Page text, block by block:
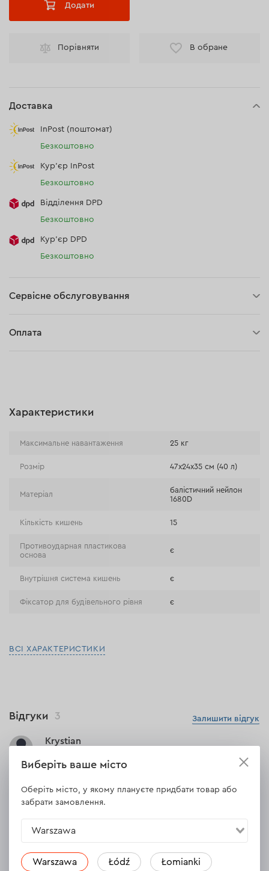
Додати
Порівняти В обране
Доставка
InPost (поштомат)
Безкоштовно
Кур'єр InPost
Безкоштовно
Відділення DPD
Безкоштовно
Кур’єр DPD
Безкоштовно
Сервісне обслуговування
Оплата
Оплата на розрахунковий рахунок (Традиційний переказ)
Характеристики
Максимальне навантаження 25 кг
Розмір 47х24х35 см (40 л)
Матеріал
балістичний нейлон
1680D
Кількість кишень 15
Противоударная пластикова
основа
є
Внутрішня система кишень є
Фіксатор для будівельного рівня є
ВСІ ХАРАКТЕРИСТИКИ
Залишити відгук
Відгуки 3
Krystian
07.06.2024
na narzędzia. Idealnie sprawdzi się majsterkowiczom czy tak jak
dla mnie - na drobne naprawy bez konieczności brania ze sobą
całej zawartości bagażnika.
Відповісти 1 відповідь
Виберіть ваше місто
Оберіть місто, у якому плануєте придбати товар або
забрати замовлення.
Warszawa
Warszawa Łódź Łomianki